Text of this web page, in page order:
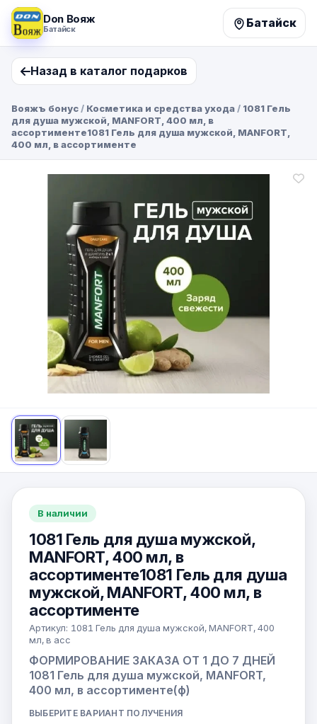
Don Вояж
Батайск Батайск
Назад в каталог подарков
Вояжъ бонус / Косметика и средства ухода / 1081 Гель
для душа мужской, MANFORT, 400 мл, в
ассортименте1081 Гель для душа мужской, MANFORT,
400 мл, в ассортименте
В наличии
1081 Гель для душа мужской,
MANFORT, 400 мл, в
ассортименте1081 Гель для душа
мужской, MANFORT, 400 мл, в
ассортименте
Артикул: 1081 Гель для душа мужской, MANFORT, 400
мл, в асс
ФОРМИРОВАНИЕ ЗАКАЗА ОТ 1 ДО 7 ДНЕЙ
1081 Гель для душа мужской, MANFORT,
400 мл, в ассортименте(ф)
ВЫБЕРИТЕ ВАРИАНТ ПОЛУЧЕНИЯ